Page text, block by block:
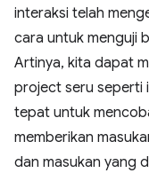
interaksi telah
cara untuk menguji
Artinya, kita dapat
project seru seperti
tepat untuk
memberikan
dan masukan yang